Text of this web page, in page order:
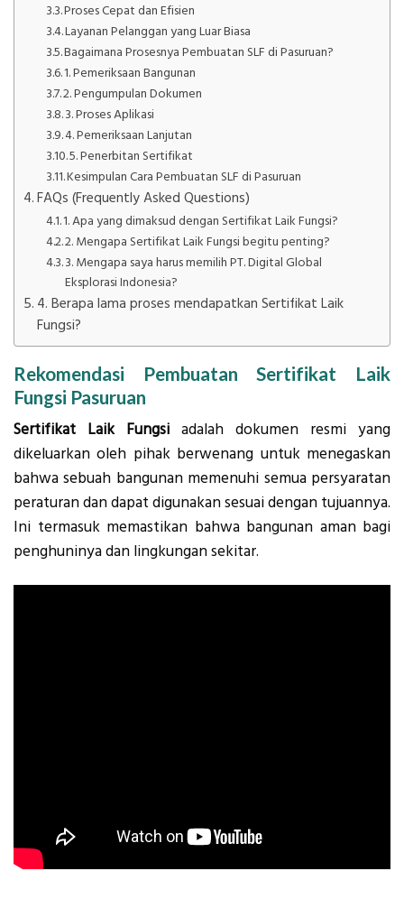
Proses Cepat dan Efisien
Layanan Pelanggan yang Luar Biasa
Bagaimana Prosesnya Pembuatan SLF di Pasuruan?
1. Pemeriksaan Bangunan
2. Pengumpulan Dokumen
3. Proses Aplikasi
4. Pemeriksaan Lanjutan
5. Penerbitan Sertifikat
Kesimpulan Cara Pembuatan SLF di Pasuruan
FAQs (Frequently Asked Questions)
1. Apa yang dimaksud dengan Sertifikat Laik Fungsi?
2. Mengapa Sertifikat Laik Fungsi begitu penting?
3. Mengapa saya harus memilih PT. Digital Global
Eksplorasi Indonesia?
4. Berapa lama proses mendapatkan Sertifikat Laik
Fungsi?
Rekomendasi Pembuatan Sertifikat Laik
Fungsi Pasuruan
Sertifikat Laik Fungsi adalah dokumen resmi yang
dikeluarkan oleh pihak berwenang untuk menegaskan
bahwa sebuah bangunan memenuhi semua persyaratan
peraturan dan dapat digunakan sesuai dengan tujuannya.
Ini termasuk memastikan bahwa bangunan aman bagi
penghuninya dan lingkungan sekitar.